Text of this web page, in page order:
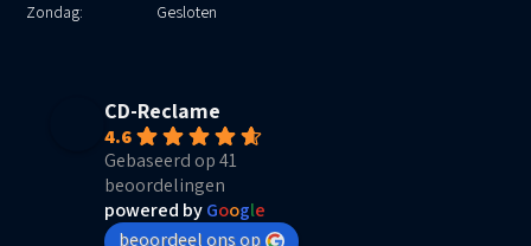
Zondag:
Gesloten
CD-Reclame
4.6
Gebaseerd op 41
beoordelingen
powered byGoogle
beoordeel ons op